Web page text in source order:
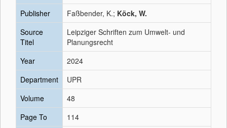
Publisher
Faßbender, K.; Köck, W.
Source
Titel
Leipziger Schriften zum Umwelt- und
Planungsrecht
Year
2024
Department
UPR
Volume
48
Page To
114